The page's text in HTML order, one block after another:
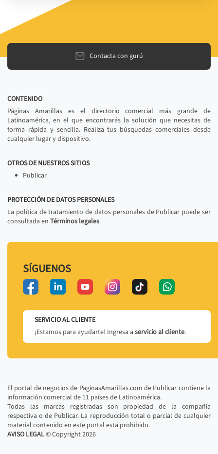
Contacta con gurú
CONTENIDO
Páginas Amarillas es el directorio comercial más grande de
Latinoamérica, en el que encontrarás la solución que necesitas de
forma rápida y sencilla. Realiza tus búsquedas comerciales desde
cualquier lugar y dispositivo.
OTROS DE NUESTROS SITIOS
Publicar
PROTECCIÓN DE DATOS PERSONALES
La política de tratamiento de datos personales de Publicar puede ser
consultada en Términos legales.
SÍGUENOS
SERVICIO AL CLIENTE
¡Estamos para ayudarte! Ingresa a servicio al cliente.
El portal de negocios de PaginasAmarillas.com de Publicar contiene la
información comercial de 11 países de Latinoamérica.
Todas las marcas registradas son propiedad de la compañía
respectiva o de Publicar. La reproducción total o parcial de cualquier
material contenido en este portal está prohibido.
AVISO LEGAL© Copyright2026